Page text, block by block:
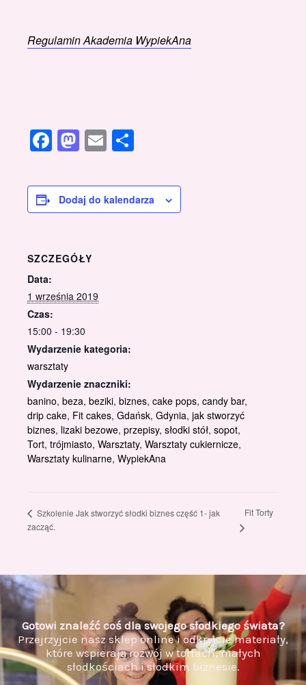
Regulamin Akademia WypiekAna
Facebook
Mastodon
Email
Dodaj do kalendarza
SZCZEGÓŁY
Data:
1 września 2019
Czas:
15:00 - 19:30
Wydarzenie kategoria:
warsztaty
Wydarzenie znaczniki:
banino, beza, beziki, biznes, cake pops, candy bar,
drip cake, Fit cakes, Gdańsk, Gdynia, jak stworzyć
biznes, lizaki bezowe, przepisy, słodki stół, sopot,
Tort, trójmiasto, Warsztaty, Warsztaty cukiernicze,
Warsztaty kulinarne, WypiekAna
Szkolenie Jak stworzyć słodki biznes część 1- jak
zacząć.
Fit Torty
Gotowi znaleźć coś dla swojego słodkiego świata?
Przejrzyjcie nasz sklep online i odkryjcie materiały,
które wspierają rozwój w tortach, małych
słodkościach i słodkim biznesie.